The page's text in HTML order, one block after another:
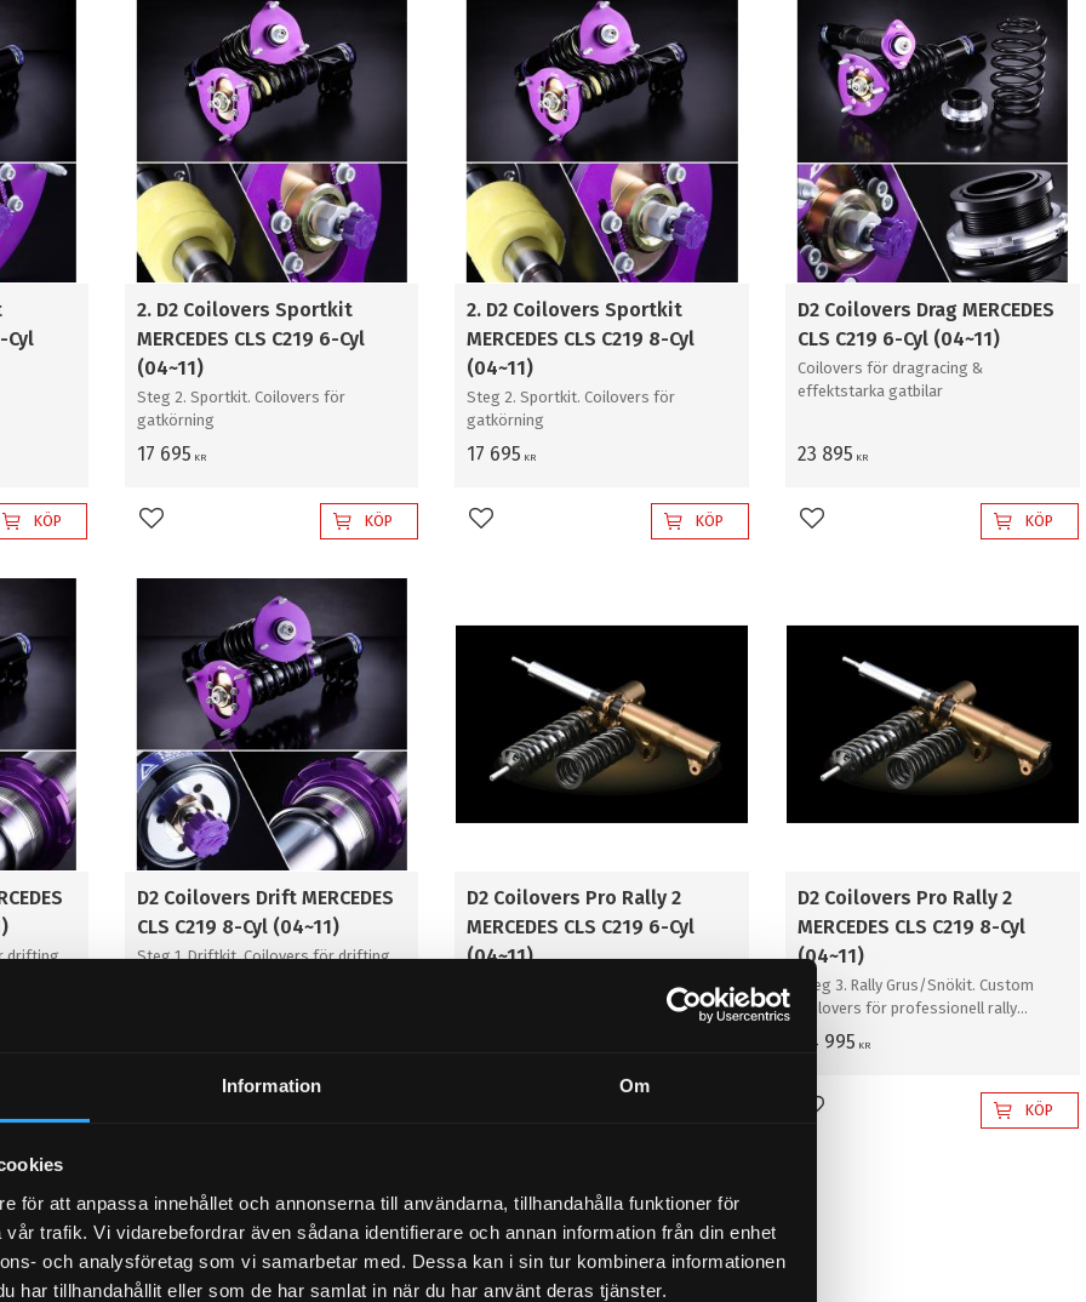
Information Om
för att anpassa innehållet och annonserna till användarna, tillhandahålla funktioner för
trafik. Vi vidarebefordrar även sådana identifierare och annan information från din enhet
och analysföretag som vi samarbetar med. Dessa kan i sin tur kombinera informationen
har tillhandahållit eller som de har samlat in när du har använt deras tjänster.
Rally asfalt
Rally grus / snö
Rally asfalt
Sportkit
Cyl
KÖP
2. D2 Coilovers Sportkit
MERCEDES CLS C219 6-Cyl
(04~11)
Steg 2. Sportkit. Coilovers för
gatkörning
17 695 KR
Lägg till i favoriter KÖP
2. D2 Coilovers Sportkit
MERCEDES CLS C219 8-Cyl
(04~11)
Steg 2. Sportkit. Coilovers för
gatkörning
17 695 KR
Lägg till i favoriter KÖP
D2 Coilovers Drag MERCEDES
CLS C219 6-Cyl (04~11)
Coilovers för dragracing &
effektstarka gatbilar
23 895 KR
Lägg till i favoriter KÖP
drifting
D2 Coilovers Drift MERCEDES
CLS C219 8-Cyl (04~11)
Steg 1. Driftkit. Coilovers för drifting
D2 Coilovers Pro Rally 2
MERCEDES CLS C219 6-Cyl
(04~11)
Steg 3. Rally Grus/Snökit. Custom
coilovers för professionell rally
D2 Coilovers Pro Rally 2
MERCEDES CLS C219 8-Cyl
(04~11)
Steg 3. Rally Grus/Snökit. Custom
coilovers för professionell rally
grus/snö
64 995 KR
Lägg till i favoriter KÖP